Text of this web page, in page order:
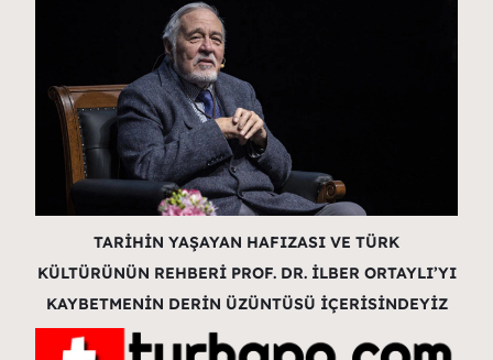
TARİHİN YAŞAYAN HAFIZASI VE TÜRK
KÜLTÜRÜNÜN REHBERİ PROF. DR. İLBER ORTAYLI’YI
KAYBETMENİN DERİN ÜZÜNTÜSÜ İÇERİSİNDEYİZ